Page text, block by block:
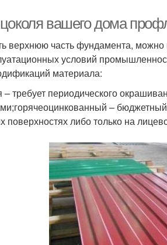
вашего дома
верхнюю часть фундамента, можно
условий
материала:
– требует периодического
–
поверхностях либо только на